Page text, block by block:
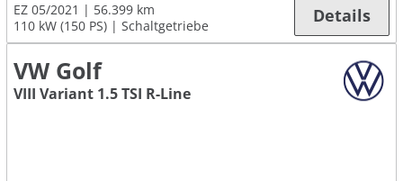
EZ 05/2021
56.399 km
110 kW (150 PS)
Schaltgetriebe Details
VW Golf
VIII Variant 1.5 TSI R-Line